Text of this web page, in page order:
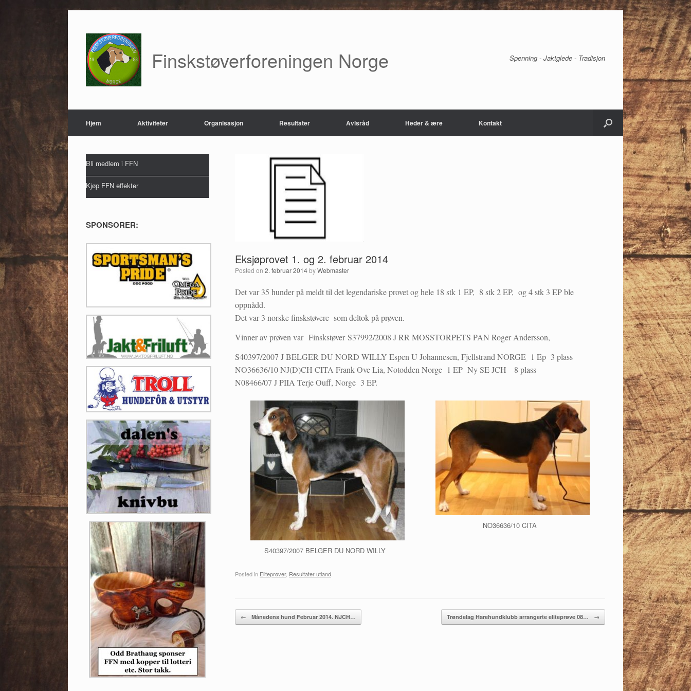
content
Finskstøverforeningen Norge Spenning - Jaktglede - Tradisjon
Hjem Aktiviteter Organisasjon Resultater Avlsråd Heder & ære Kontakt
Eksjøprovet 1. og 2. februar 2014
Posted on2. februar 2014byWebmaster
Det var 35 hunder på meldt til det legendariske provet og hele 18 stk 1 EP, 8 stk 2 EP, og 4 stk 3 EP ble
oppnådd.
Det var 3 norske finskstøvere som deltok på prøven.
Vinner av prøven var Finskstøver S37992/2008 J RR MOSSTORPETS PAN Roger Andersson,
S40397/2007 J BELGER DU NORD WILLY Espen U Johannesen, Fjellstrand NORGE 1 Ep 3 plass
NO36636/10 NJ(D)CH CITA Frank Ove Lia, Notodden Norge 1 EP Ny SE JCH 8 plass
N08466/07 J PIIA Terje Ouff, Norge 3 EP.
S40397/2007 BELGER DU NORD WILLY
NO36636/10 CITA
Posted in Eliteprøver, Resultater utland
Post navigation
← Månedens hund Februar 2014. NJCH… Trøndelag Harehundklubb arrangerte eliteprøve 08… →
Bli medlem i FFN
Kjøp FFN effekter
SPONSORER: